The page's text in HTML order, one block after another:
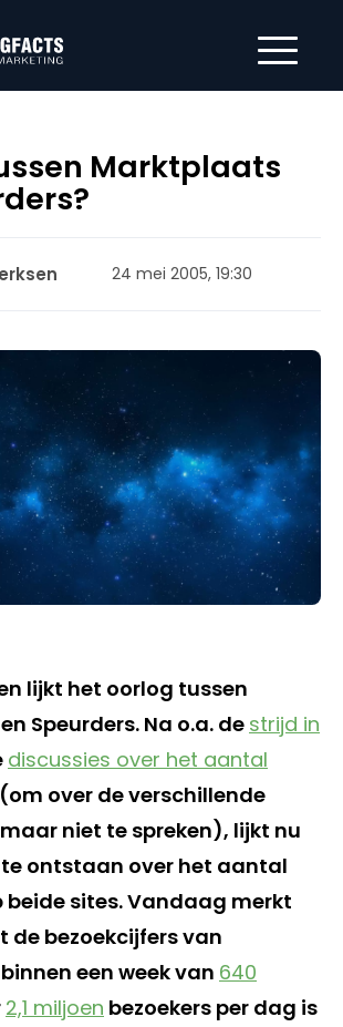
Marktplaats
24 mei 2005, 19:30
lijkt het oorlog tussen
Speurders. Na o.a. de strijd in
discussies over het aantal
(om over de verschillende
niet te spreken), lijkt nu
ontstaan over het aantal
beide sites. Vandaag merkt
de bezoekcijfers van
een week van 640
2,1 miljoen bezoekers per dag is